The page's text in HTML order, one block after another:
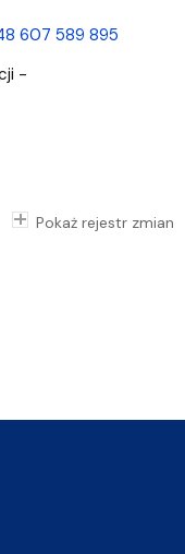
607 589 895
-
Pokaż rejestr zmian